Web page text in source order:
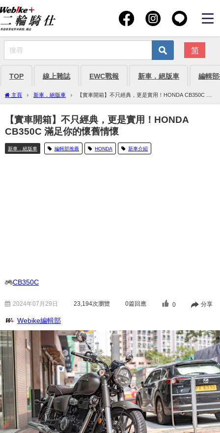
简
TOP 線上雜誌 EWC戰報 新車．絕版車 編輯
主頁 新車．絕版車
【實車開箱】不只經典，更是實用！HONDA CB350C 滿
足你的懷舊情懷
【實車開箱】不只經典，更是實用！HONDA
CB350C 滿足你的懷舊情懷
新車．絕版車 編輯部推薦 HONDA 新車介紹
CB350C
2024年07月29日 23,194次瀏覽 0篇回應 0 分享
Webike編輯部